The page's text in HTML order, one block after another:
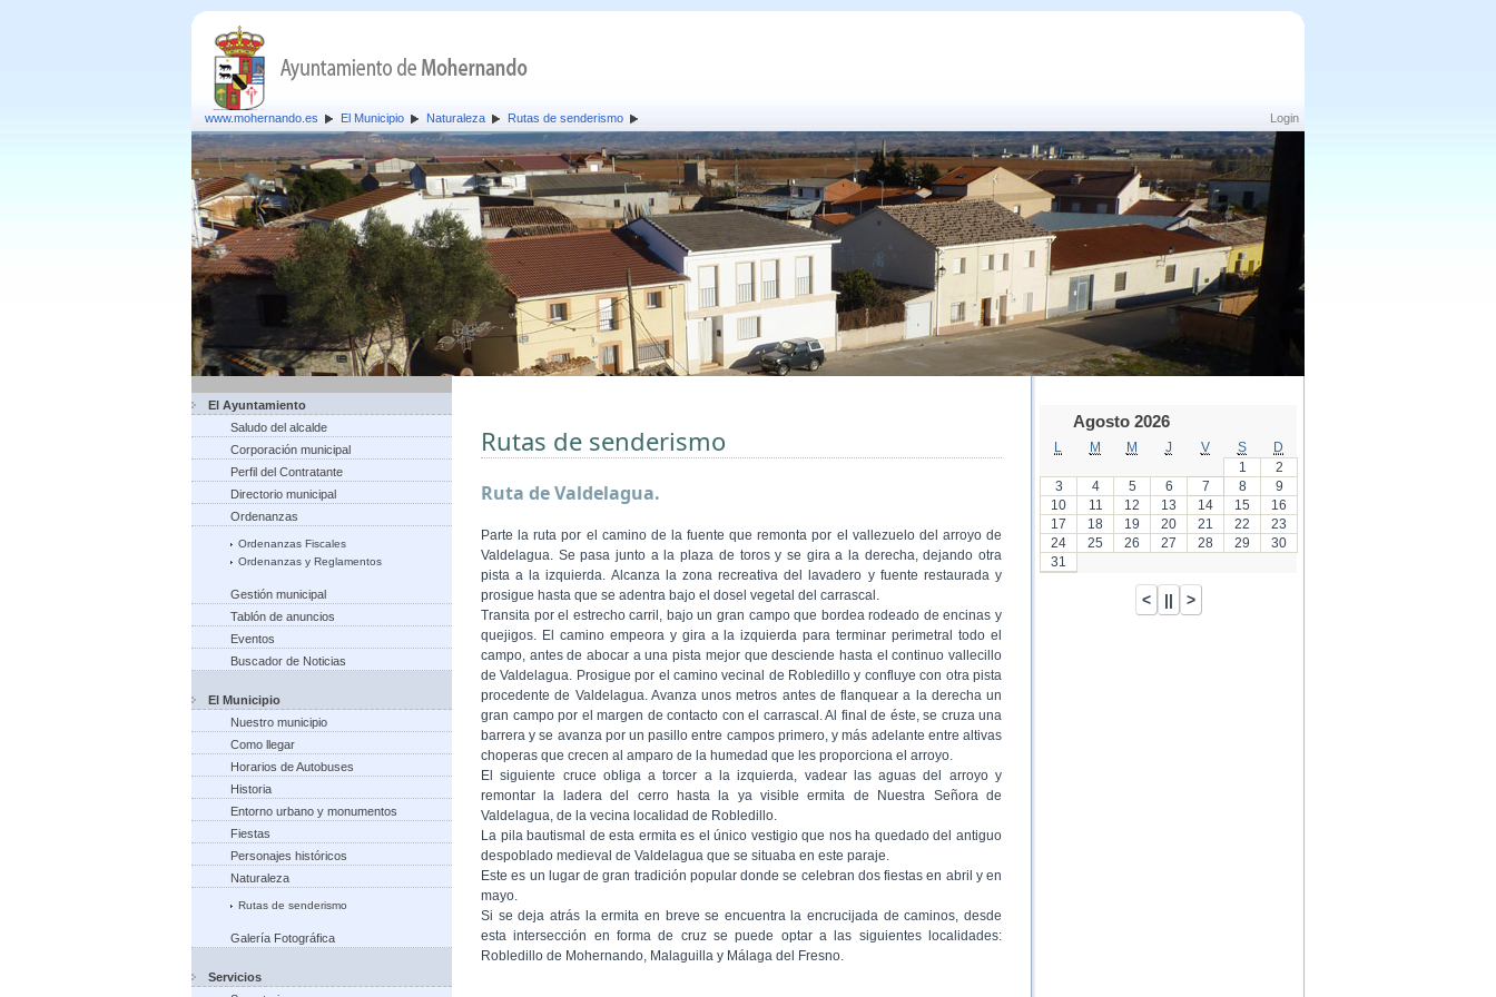
Login
www.mohernando.es El Municipio Naturaleza Rutas de senderismo
El Ayuntamiento
Saludo del alcalde
Corporación municipal
Perfil del Contratante
Directorio municipal
Ordenanzas
Ordenanzas Fiscales
Ordenanzas y Reglamentos
Gestión municipal
Tablón de anuncios
Eventos
Buscador de Noticias
El Municipio
Nuestro municipio
Como llegar
Horarios de Autobuses
Historia
Entorno urbano y monumentos
Fiestas
Personajes históricos
Naturaleza
Rutas de senderismo
Galería Fotográfica
Servicios
Rutas de senderismo
Ruta de Valdelagua.
Parte la ruta por el camino de la fuente que remonta por el vallezuelo del arroyo de
Valdelagua. Se pasa junto a la plaza de toros y se gira a la derecha, dejando otra
pista a la izquierda. Alcanza la zona recreativa del lavadero y fuente restaurada y
prosigue hasta que se adentra bajo el dosel vegetal del carrascal.
Transita por el estrecho carril, bajo un gran campo que bordea rodeado de encinas y
quejigos. El camino empeora y gira a la izquierda para terminar perimetral todo el
campo, antes de abocar a una pista mejor que desciende hasta el continuo vallecillo
de Valdelagua. Prosigue por el camino vecinal de Robledillo y confluye con otra pista
procedente de Valdelagua. Avanza unos metros antes de flanquear a la derecha un
gran campo por el margen de contacto con el carrascal. Al final de éste, se cruza una
barrera y se avanza por un pasillo entre campos primero, y más adelante entre altivas
choperas que crecen al amparo de la humedad que les proporciona el arroyo.
El siguiente cruce obliga a torcer a la izquierda, vadear las aguas del arroyo y
remontar la ladera del cerro hasta la ya visible ermita de Nuestra Señora de
Valdelagua, de la vecina localidad de Robledillo.
La pila bautismal de esta ermita es el único vestigio que nos ha quedado del antiguo
despoblado medieval de Valdelagua que se situaba en este paraje.
Este es un lugar de gran tradición popular donde se celebran dos fiestas en abril y en
mayo.
Si se deja atrás la ermita en breve se encuentra la encrucijada de caminos, desde
esta intersección en forma de cruz se puede optar a las siguientes localidades:
Robledillo de Mohernando, Malaguilla y Málaga del Fresno.
Agosto 2026
M M J V S
D
1
2
3
4 5 6 7 8
9
10
11 12 13 14 15
16
17
18 19 20 21 22
23
24
25 26 27 28 29
30
31